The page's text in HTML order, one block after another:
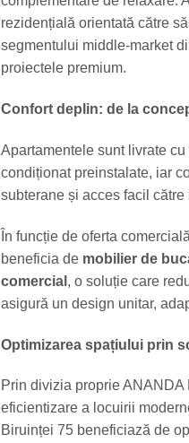
rezidențială orientată către
segmentului middle-market
proiectele premium.
Confort deplin: de la
Apartamentele sunt livrate
condiționat preinstalate, iar
subterane și acces facil
În funcție de oferta
beneficia de mobilier de
comercial , o soluție care
asigură un design unitar,
Optimizarea spațiului prin
Prin divizia proprie
eficientizare a locuirii
Biruinței 75 beneficiază de